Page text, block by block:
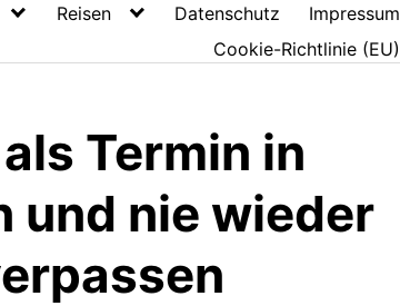
Reisen Datenschutz
Impressum
Cookie-Richtlinie (EU)
Termin in
und nie wieder